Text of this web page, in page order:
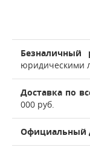
Безналичный
юридическими
Доставка по
000 руб.
Официальный